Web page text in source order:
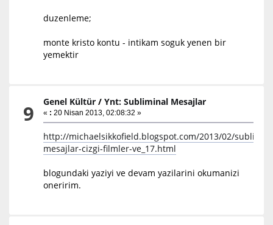
duzenleme;
monte kristo kontu - intikam soguk yenen bir
yemektir
9 Genel Kültür /Ynt: Subliminal Mesajlar
« : 20 Nisan 2013, 02:08:32 »
http://michaelsikkofield.blogspot.com/2013/02/
mesajlar-cizgi-filmler-ve_17.html
blogundaki yaziyi ve devam yazilarini okumanizi
oneririm.